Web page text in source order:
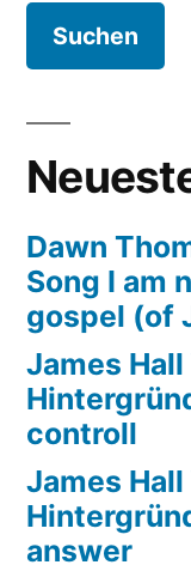
Dawn
Song I am
gospel (of
James
controll
James
answer